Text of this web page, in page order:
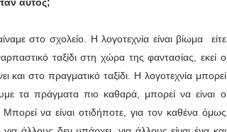
στο σχολείο. Η λογοτεχνία είναι βίωμα είτε
ταξίδι στη χώρα της φαντασίας, εκεί ο
στο πραγματικό ταξίδι. Η λογοτεχνία μπορεί
τα πράγματα πιο καθαρά, μπορεί να είναι ο
να είναι οτιδήποτε, για τον καθένα όμως